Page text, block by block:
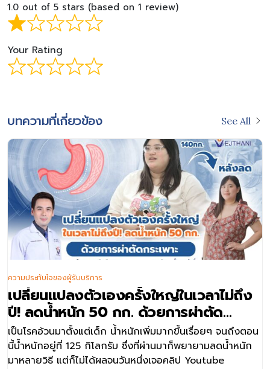
1.0 out of 5 stars (based on 1 review)
Your Rating
บทความที่เกี่ยวข้อง See All
เปลี่ยนแปลงตัวเองครั้งใหญ่ในเวลาไม่ถึง
ปี! ลดน้ำหนัก 50 กก. ด้วยการผ่าตัด
กระเพาะ
เป็นโรคอ้วนมาตั้งแต่เด็ก น้ำหนักเพิ่มมากขึ้นเรื่อยๆ จนถึงตอน
นี้น้ำหนักอยู่ที่ 125 กิโลกรัม ซึ่งที่ผ่านมาก็พยายามลดน้ำหนัก
มาหลายวิธี แต่ก็ไม่ได้ผลจนวันหนึ่งเจอคลิป Youtube
ความประทับใจของผู้รับบริการ